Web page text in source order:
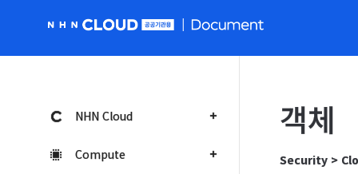
NHN Cloud
Compute
객체
Security >